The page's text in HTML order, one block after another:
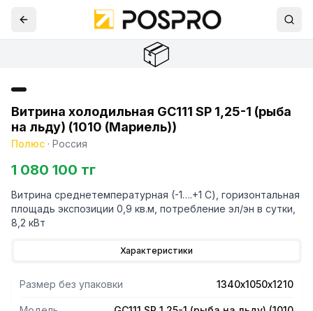
📦
Витрина холодильная GC111 SP 1,25-1 (рыба
на льду) (1010 (Мариель))
Полюс · Россия
1 080 100 тг
Витрина среднетемпературная (-1….+1 С), горизонтальная
площадь экспозиции 0,9 кв.м, потребление эл/эн в сутки,
8,2 кВт
Характеристики
Размер без упаковки 1340х1050х1210